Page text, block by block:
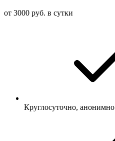
от 3000 руб. в сутки
Круглосуточно, анонимно